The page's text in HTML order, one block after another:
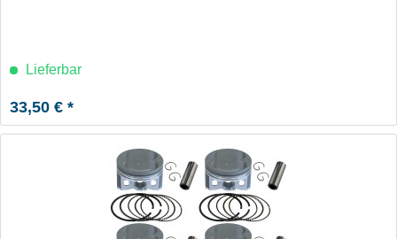
Lieferbar
33,50 € *